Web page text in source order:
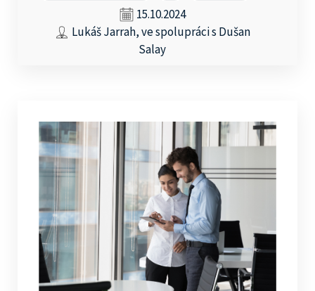
15.10.2024
Lukáš Jarrah, ve spolupráci s Dušan
Salay